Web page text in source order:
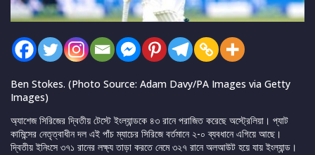
Ben Stokes. (Photo Source: Adam Davy/PA Images via Getty
Images)
অ্যাশেজ সিরিজের দ্বিতীয় টেস্টে ইংল্যান্ডকে ৪৩ রানে পরাজিত করেছে অস্ট্রেলিয়া। প্যাট
কামিন্সের নেতৃত্বাধীন দল এই পাঁচ ম্যাচের সিরিজে বর্তমানে ২-০ ব্যবধানে এগিয়ে আছে।
দ্বিতীয় ইনিংসে ৩৭১ রানের লক্ষ্য তাড়া করতে নেমে ৩২৭ রানে অলআউট হয়ে যায় ইংল্যান্ড।